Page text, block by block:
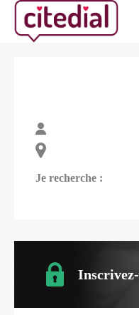
Je recherche :